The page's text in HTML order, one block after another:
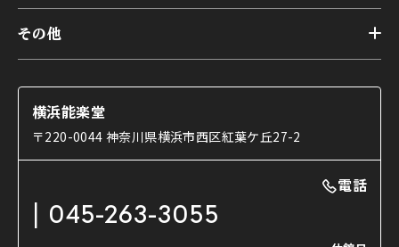
本舞台座席
交通アクセス
第二舞台
研修室
楽屋
ご利用の流れ
利用料金表
能舞台と演じ手
使用する道具
能・狂言の曲目説明
日本の古典芸能
その他
コラム
OTABISHO
チケット購入方法
横浜能楽堂
〒220-0044 神奈川県横浜市西区紅葉ケ丘27-2
電話
045-263-3055